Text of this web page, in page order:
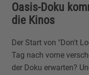
Oasis-Doku
die Kinos
Der Start von "Don't
Tag nach vorne
der Doku erwarten?